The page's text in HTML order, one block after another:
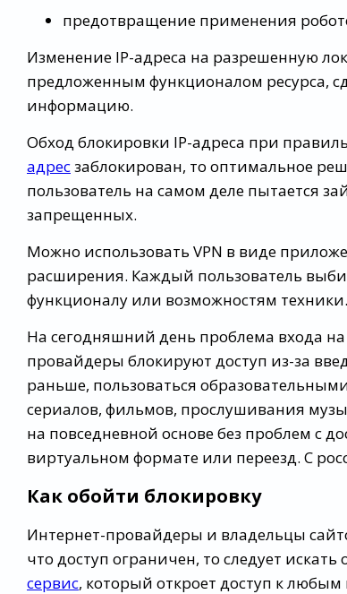
предотвращение применения
Изменение IP-адреса на разрешенную
предложенным функционалом ресурса,
информацию.
Обход блокировки IP-адреса при
адресзаблокирован, то оптимальное
пользователь на самом деле пытается
запрещенных.
Можно использовать VPN в виде
расширения. Каждый пользователь
функционалу или возможностям техники.
На сегодняшний день проблема входа
провайдеры блокируют доступ из-за
раньше, пользоваться
сериалов, фильмов, прослушивания
на повседневной основе без проблем с
виртуальном формате или переезд. С
Как обойти блокировку
Интернет-провайдеры и владельцы
что доступ ограничен, то следует
сервис, который откроет доступ к